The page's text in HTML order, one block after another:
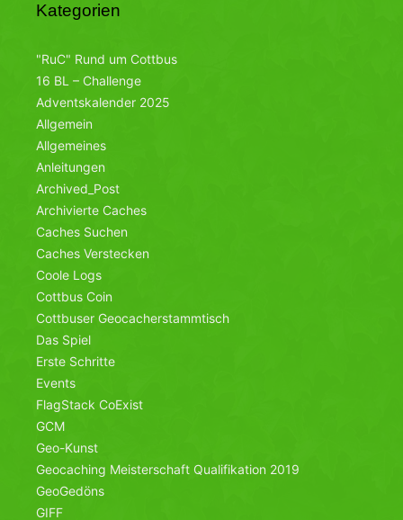
Kategorien
"RuC" Rund um Cottbus
16 BL – Challenge
Adventskalender 2025
Allgemein
Allgemeines
Anleitungen
Archived_Post
Archivierte Caches
Caches Suchen
Caches Verstecken
Coole Logs
Cottbus Coin
Cottbuser Geocacherstammtisch
Das Spiel
Erste Schritte
Events
FlagStack CoExist
GCM
Geo-Kunst
Geocaching Meisterschaft Qualifikation 2019
GeoGedöns
GIFF